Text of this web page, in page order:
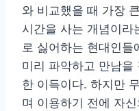
와 비교했을 때 가장
시간을 사는 개념이라
로 싫어하는 현대인들
미리 파악하고 만남을
한 이득이다. 하지만
며 이용하기 전에 자